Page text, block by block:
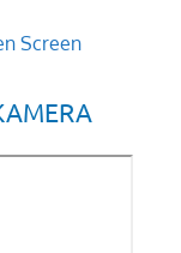
Screen